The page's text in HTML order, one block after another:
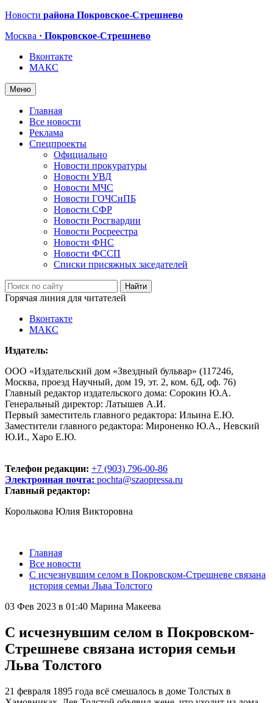
Новости района Покровское-Стрешнево
Москва · Покровское-Стрешнево
Вконтакте
МАКС
Меню
Главная
Все новости
Реклама
Спецпроекты
Официально
Новости прокуратуры
Новости УВД
Новости МЧС
Новости ГОЧСиПБ
Новости СФР
Новости Росгвардии
Новости Росреестра
Новости ФНС
Новости ФССП
Списки присяжных заседателей
Горячая линия для читателей
Вконтакте
МАКС
Издатель:
ООО «Издательский дом «Звездный бульвар» (117246,
Москва, проезд Научный, дом 19, эт. 2, ком. 6Д, оф. 76)
Главный редактор издательского дома: Сорокин Ю.А.
Генеральный директор: Латышев А.И.
Первый заместитель главного редактора: Ильина Е.Ю.
Заместители главного редактора: Мироненко Ю.А., Невский
Ю.И., Харо Е.Ю.
Телефон редакции: +7 (903) 796-00-86
Электронная почта: pochta@szaopressa.ru
Главный редактор:
Королькова Юлия Викторовна
Главная
Все новости
С исчезнувшим селом в Покровском-Стрешневе связана
история семьи Льва Толстого
03 Фев 2023 в 01:40 Марина Макеева
С исчезнувшим селом в Покровском-
Стрешневе связана история семьи
Льва Толстого
21 февраля 1895 года всё смешалось в доме Толстых в